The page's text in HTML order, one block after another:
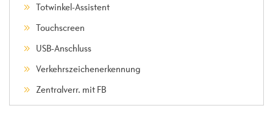
Totwinkel-Assistent
Touchscreen
USB-Anschluss
Verkehrszeichenerkennung
Zentralverr. mit FB